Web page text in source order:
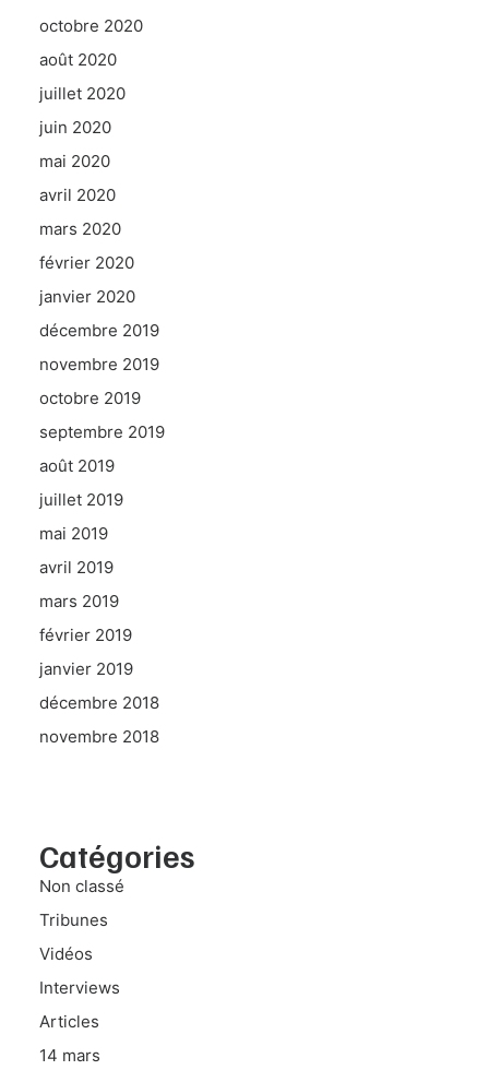
octobre 2020
août 2020
juillet 2020
juin 2020
mai 2020
avril 2020
mars 2020
février 2020
janvier 2020
décembre 2019
novembre 2019
octobre 2019
septembre 2019
août 2019
juillet 2019
mai 2019
avril 2019
mars 2019
février 2019
janvier 2019
décembre 2018
novembre 2018
Catégories
Non classé
Tribunes
Vidéos
Interviews
Articles
14 mars